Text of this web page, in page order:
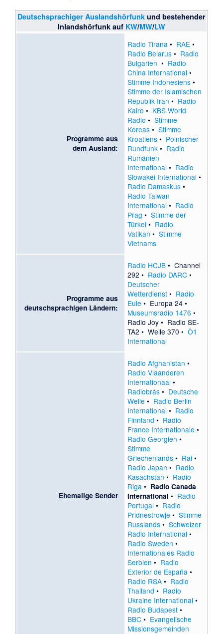
Deutschsprachiger Auslandshörfunk und bestehender
Inlandshörfunk auf KW/MW/LW
Programme aus
dem Ausland:
Radio Tirana • RAE•
Radio Belarus• Radio
Bulgarien • Radio
China International •
Stimme Indonesiens•
Stimme der Islamischen
Republik Iran • Radio
Kairo • KBS World
Radio • Stimme
Koreas• Stimme
Kroatiens• Polnischer
Rundfunk• Radio
Rumänien
International • Radio
Slowakei International •
Radio Damaskus•
Radio Taiwan
International • Radio
Prag • Stimme der
Türkei• Radio
Vatikan • Stimme
Vietnams
Programme aus
deutschsprachigen Ländern:
Radio HCJB• Channel
292 • Radio DARC•
Deutscher
Wetterdienst• Radio
Eule • Europa 24•
Museumsradio 1476 •
Radio Joy• Radio SE-
TA2 • Welle 370 • Ö1
International
Ehemalige Sender
Radio Afghanistan •
Radio Vlaanderen
Internationaal •
Radiobrás• Deutsche
Welle • Radio Berlin
International • Radio
Finnland • Radio
France Internationale •
Radio Georgien •
Stimme
Griechenlands• Rai•
Radio Japan • Radio
Kasachstan • Radio
Riga • Radio Canada
International • Radio
Portugal • Radio
Pridnestrowje • Stimme
Russlands• Schweizer
Radio International •
Radio Sweden •
Internationales Radio
Serbien • Radio
Exterior de España •
Radio RSA• Radio
Thailand • Radio
Ukraine International •
Radio Budapest•
BBC• Evangelische
Missionsgemeinden